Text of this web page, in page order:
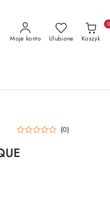
Moje konto Ulubione Koszyk
0
(0)